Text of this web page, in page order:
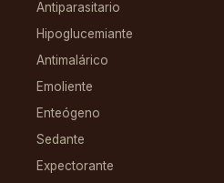
Antiparasitario
Hipoglucemiante
Antimalárico
Emoliente
Enteógeno
Sedante
Expectorante